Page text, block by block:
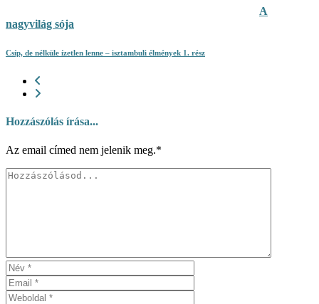
A
nagyvilág sója
Csíp, de nélküle ízetlen lenne – isztambuli élmények 1. rész
Hozzászólás írása...
Az email címed nem jelenik meg.*